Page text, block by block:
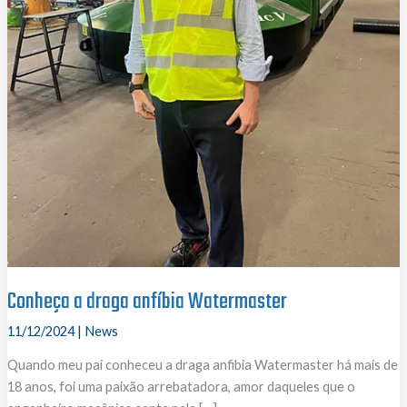
Conheça a draga anfíbia Watermaster
11/12/2024| News
Quando meu pai conheceu a draga anfibia Watermaster há mais de
18 anos, foi uma paixão arrebatadora, amor daqueles que o